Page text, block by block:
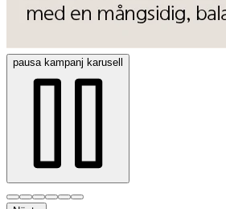
pausakampanj karusell